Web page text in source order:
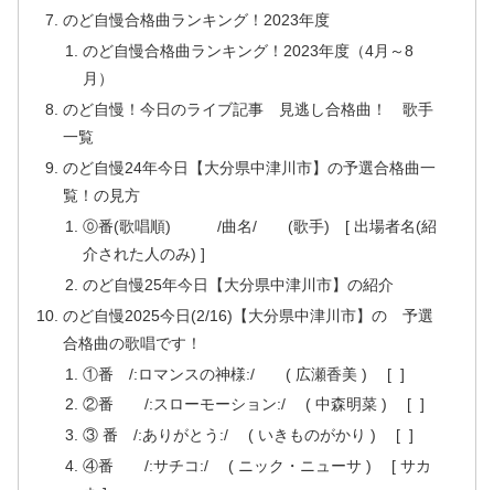
のど自慢合格曲ランキング！2023年度
のど自慢合格曲ランキング！2023年度（4月～8
月）
のど自慢！今日のライブ記事 見逃し合格曲！ 歌手
一覧
のど自慢24年今日【大分県中津川市】の予選合格曲一
覧！の見方
⓪番(歌唱順) /曲名/ (歌手) [ 出場者名(紹
介された人のみ) ]
のど自慢25年今日【大分県中津川市】の紹介
のど自慢2025今日(2/16)【大分県中津川市】の 予選
合格曲の歌唱です！
①番 /:ロマンスの神様:/ ( 広瀬香美 ) [ ]
②番 /:スローモーション:/ ( 中森明菜 ) [ ]
③ 番 /:ありがとう:/ ( いきものがかり ) [ ]
④番 /:サチコ:/ ( ニック・ニューサ ) [ サカ